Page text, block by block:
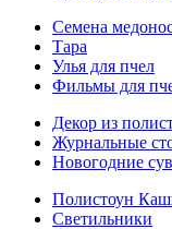
Семена
Тара
Улья для пчел
Фильмы для
Декор из
Журнальные
Новогодние
Полистоун
Светильники